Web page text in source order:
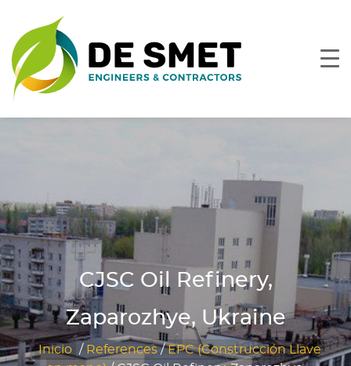
CJSC Oil Refinery,
Zaparozhye, Ukraine
Inicio / References/EPC (Construcción Llave